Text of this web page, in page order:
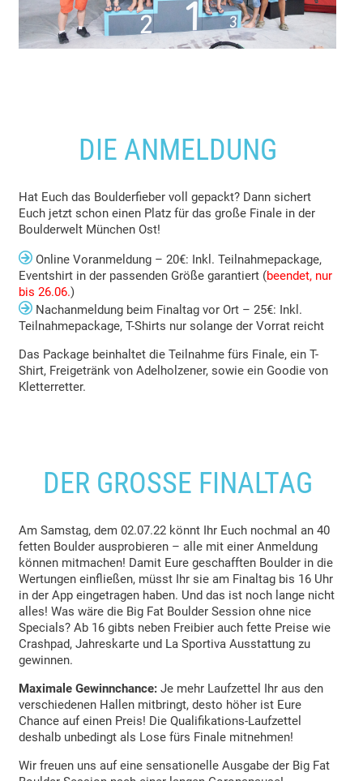
DIE ANMELDUNG
Hat Euch das Boulderfieber voll gepackt? Dann sichert
Euch jetzt schon einen Platz für das große Finale in der
Boulderwelt München Ost!
 Online Voranmeldung – 20€: Inkl. Teilnahmepackage,
Eventshirt in der passenden Größe garantiert (beendet, nur
bis 26.06.)
 Nachanmeldung beim Finaltag vor Ort – 25€: Inkl.
Teilnahmepackage, T-Shirts nur solange der Vorrat reicht
Das Package beinhaltet die Teilnahme fürs Finale, ein T-
Shirt, Freigetränk von Adelholzener, sowie ein Goodie von
Kletterretter.
DER GROSSE FINALTAG
Am Samstag, dem 02.07.22 könnt Ihr Euch nochmal an 40
fetten Boulder ausprobieren – alle mit einer Anmeldung
können mitmachen! Damit Eure geschafften Boulder in die
Wertungen einfließen, müsst Ihr sie am Finaltag bis 16 Uhr
in der App eingetragen haben. Und das ist noch lange nicht
alles! Was wäre die Big Fat Boulder Session ohne nice
Specials? Ab 16 gibts neben Freibier auch fette Preise wie
Crashpad, Jahreskarte und La Sportiva Ausstattung zu
gewinnen.
Maximale Gewinnchance: Je mehr Laufzettel Ihr aus den
verschiedenen Hallen mitbringt, desto höher ist Eure
Chance auf einen Preis! Die Qualifikations-Laufzettel
deshalb unbedingt als Lose fürs Finale mitnehmen!
Wir freuen uns auf eine sensationelle Ausgabe der Big Fat